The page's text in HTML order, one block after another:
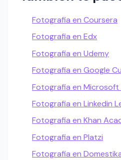
Fotografia en Coursera
Fotografia en Edx
Fotografia en Udemy
Fotografia en Google
Fotografia en Microsoft
Fotografia en Linkedin
Fotografia en Khan
Fotografia en Platzi
Fotografia en